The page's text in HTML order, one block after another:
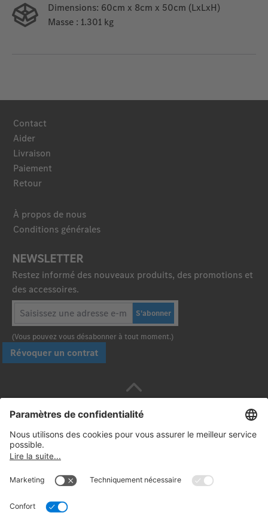
Dimensions: 60cm x 8cm x 50cm (LxLxH)
Masse : 1.301 kg
Contact
Aider
Livraison
Paiement
Retour
À propos de nous
Conditions générales
NEWSLETTER
Restez informé des nouveaux produits, des promotions et
des accessoires.
S'abonner
(Vous pouvez vous désabonner à tout moment.)
Révoquer un contrat
Payez en toute sécurité avec :